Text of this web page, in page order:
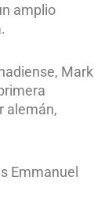
amplio
Mark
alemán,
Emmanuel